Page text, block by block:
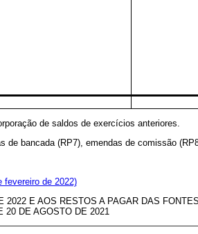
de saldos de exercícios anteriores.
bancada (RP7), emendas de comissão
fevereiro de 2022)
E AOS RESTOS A PAGAR DAS
20 DE AGOSTO DE 2021